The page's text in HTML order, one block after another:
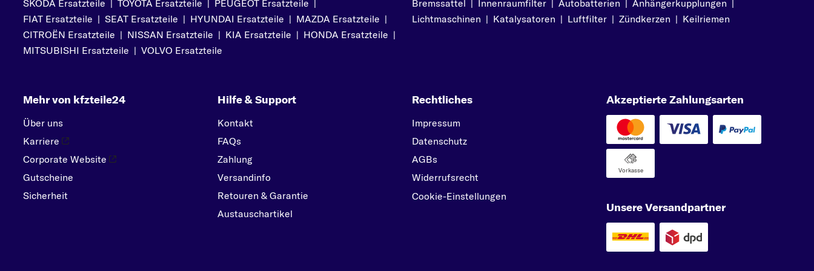
PEUGEOT
PORSCHE
R
SKODA
SMART
SUBARU
SUZUKI
TOYOTA
SL
SKODA Ersatzteile | TOYOTA Ersatzteile | PEUGEOT Ersatzteile |
FIAT Ersatzteile | SEAT Ersatzteile | HYUNDAI Ersatzteile | MAZDA Ersatzteile |
CITROËN Ersatzteile | NISSAN Ersatzteile | KIA Ersatzteile | HONDA Ersatzteile |
MITSUBISHI Ersatzteile | VOLVO Ersatzteile
Bremssattel | Innenraumfilter | Autobatterien | Anhängerkupplungen |
Lichtmaschinen | Katalysatoren | Luftfilter | Zündkerzen | Keilriemen
Mehr von kfzteile24
Über uns
Karriere
Corporate Website
Gutscheine
Sicherheit
Hilfe & Support
Kontakt
FAQs
Zahlung
Versandinfo
Retouren & Garantie
Austauschartikel
Rechtliches
Impressum
Datenschutz
AGBs
Widerrufsrecht
Cookie-Einstellungen
Akzeptierte Zahlungsarten
Vorkasse
Unsere Versandpartner